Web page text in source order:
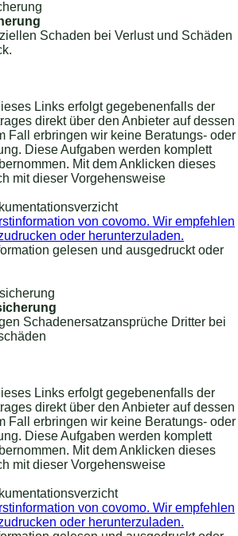
Schaden bei Verlust und Schäden
Links erfolgt gegebenenfalls der
direkt über den Anbieter auf dessen
Fall erbringen wir keine Beratungs- oder
Diese Aufgaben werden komplett
Mit dem Anklicken dieses
mit dieser Vorgehensweise
von covomo. Wir empfehlen
oder herunterzuladen.
gelesen und ausgedruckt oder
Schadenersatzansprüche Dritter bei
Links erfolgt gegebenenfalls der
direkt über den Anbieter auf dessen
Fall erbringen wir keine Beratungs- oder
Diese Aufgaben werden komplett
Mit dem Anklicken dieses
mit dieser Vorgehensweise
von covomo. Wir empfehlen
oder herunterzuladen.